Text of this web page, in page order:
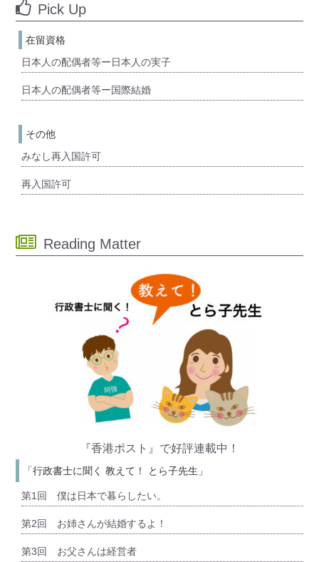
Pick Up
在留資格
日本人の配偶者等ー日本人の実子
日本人の配偶者等ー国際結婚
その他
みなし再入国許可
再入国許可
Reading Matter
『香港ポスト』 で好評連載中！
「行政書士に聞く 教えて！ とら子先生」
第1回 僕は日本で暮らしたい。
第2回 お姉さんが結婚するよ！
第3回 お父さんは経営者